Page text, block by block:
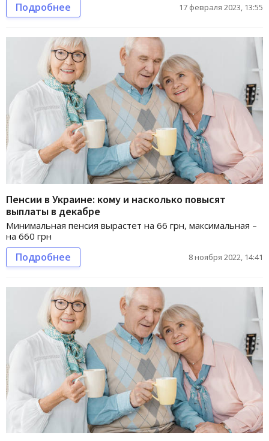
Подробнее 17 февраля 2023, 13:55
Пенсии в Украине: кому и насколько повысят
выплаты в декабре
Минимальная пенсия вырастет на 66 грн, максимальная –
на 660 грн
Подробнее 8 ноября 2022, 14:41